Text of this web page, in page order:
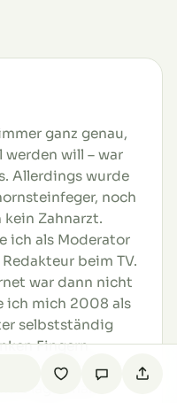
ganz genau,
werden will – war
Allerdings wurde
noch
Zahnarzt.
ich als Moderator
beim TV.
war dann nicht
ich mich 2008 als
selbstständig
Fingern
Grüne Daumen –